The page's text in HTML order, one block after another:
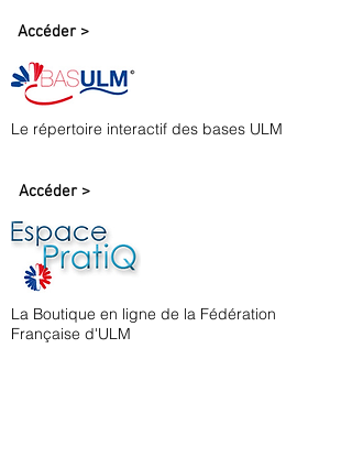
Accéder >
Le répertoire interactif des bases ULM
Accéder >
La Boutique en ligne de la Fédération
Française d'ULM